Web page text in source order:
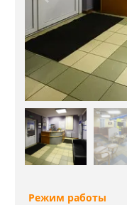
Режим работы